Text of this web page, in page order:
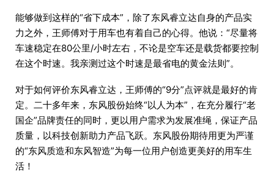
能够做到这样的“省下成本”，除了东风睿立达自身的产品实
力之外，王师傅对于用车也有着自己的心得。他说：“尽量将
车速稳定在80公里/小时左右，不论是空车还是载货都要控制
在这个时速。我亲测过这个时速是最省电的黄金法则”。
对于如何评价东风睿立达，王师傅的“9分”点评就是最好的肯
定。二十多年来，东风股份始终“以人为本”，在充分履行“老
国企”品牌责任的同时，更以用户需求为发展准绳，保证产品
质量，以科技创新助力产品飞跃。东风股份期待用更为严谨
的“东风质造和东风智造”为每一位用户创造更美好的用车生
活！